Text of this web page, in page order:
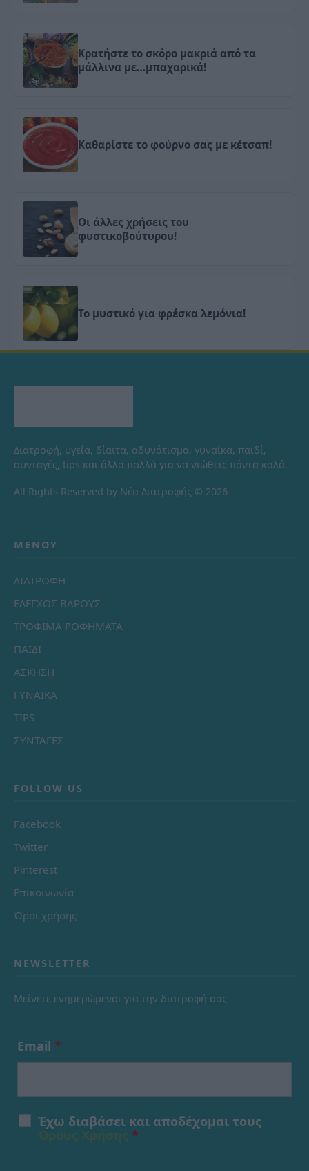
Κρατήστε το σκόρο μακριά από τα
μάλλινα με…μπαχαρικά!
Καθαρίστε το φούρνο σας με κέτσαπ!
Οι άλλες χρήσεις του
φυστικοβούτυρου!
Το μυστικό για φρέσκα λεμόνια!
Διατροφή, υγεία, δίαιτα, αδυνάτισμα, γυναίκα, παιδί,
συνταγές, tips και άλλα πολλά για να νιώθεις πάντα καλά.
All Rights Reserved by Νέα Διατροφής © 2026
ΜΕΝΟΎ
ΔΙΑΤΡΟΦΗ
ΕΛΕΓΧΟΣ ΒΑΡΟΥΣ
ΤΡΟΦΙΜΑ ΡΟΦΗΜΑΤΑ
ΠΑΙΔΙ
ΑΣΚΗΣΗ
ΓΥΝΑΙΚΑ
TIPS
ΣΥΝΤΑΓΕΣ
FOLLOW US
Facebook
Twitter
Pinterest
Επικοινωνία
Όροι χρήσης
NEWSLETTER
Μείνετε ενημερώμενοι για την διατροφή σας
Email *
Έχω διαβάσει και αποδέχομαι τους
*